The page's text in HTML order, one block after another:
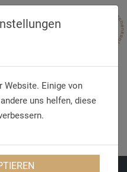
Website. Einige von
uns helfen, diese